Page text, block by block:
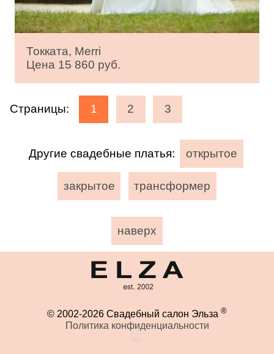
Токката, Merri
Цена 15 860 руб.
Страницы: 1 2 3
Другие свадебные платья: открытое
закрытое трансформер
наверх
© 2002-2026 Свадебный салон Эльза ®
Политика конфиденциальности